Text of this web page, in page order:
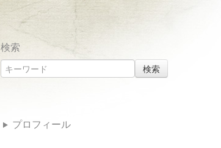
検索
検索
プロフィール